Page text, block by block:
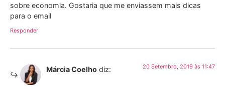
sobre economia. Gostaria que me enviassem mais dicas
para o email
Responder
Márcia Coelho diz: 20 Setembro, 2019 às 11:47